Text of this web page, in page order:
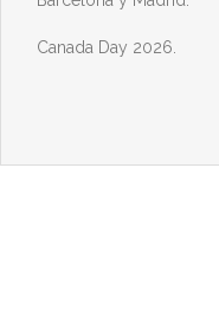
Canada Day 2026.